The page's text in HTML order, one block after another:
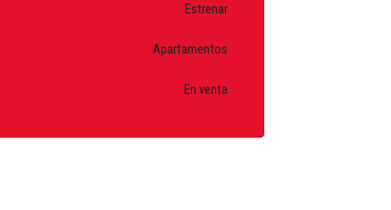
Estrenar
Apartamentos
En venta